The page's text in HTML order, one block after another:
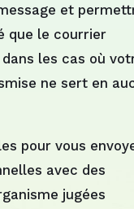
et
que le courrier
les cas où
ne sert en
pour vous
avec des
jugées